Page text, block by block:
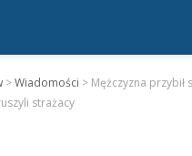
>Wiadomości > Mężczyzna przybił
strażacy